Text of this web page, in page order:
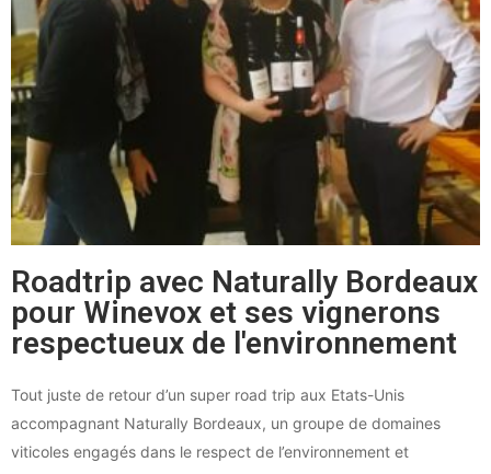
Roadtrip avec Naturally Bordeaux
pour Winevox et ses vignerons
respectueux de l'environnement
Tout juste de retour d’un super road trip aux Etats-Unis
accompagnant Naturally Bordeaux, un groupe de domaines
viticoles engagés dans le respect de l’environnement et